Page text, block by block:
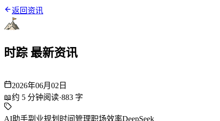
返回资讯
时踪 最新资讯
2026年06月02日
📖约 5 分钟阅读·883 字
AI助手副业规划 时间管理职场效率DeepSeek